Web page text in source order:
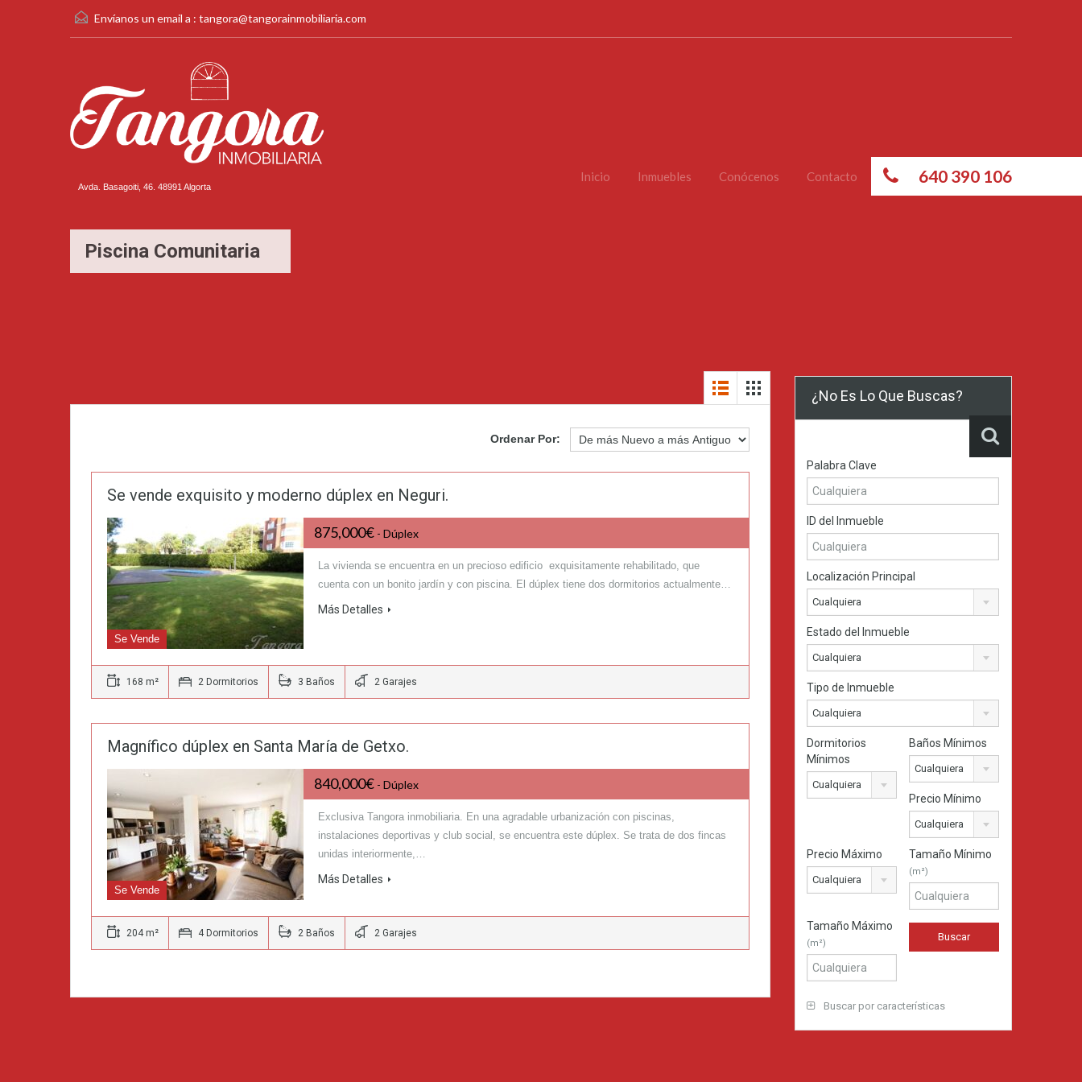
Envíanos un email a : tangora@tangorainmobiliaria.com
Avda. Basagoiti, 46. 48991 Algorta
640 390 106
Inicio Inmuebles Conócenos Contacto
Piscina Comunitaria
Ordenar Por:
Se vende exquisito y moderno dúplex en Neguri.
Se Vende
875,000€ - Dúplex
La vivienda se encuentra en un precioso edificio exquisitamente rehabilitado, que
cuenta con un bonito jardín y con piscina. El dúplex tiene dos dormitorios actualmente…
Más Detalles
168 m² 2 Dormitorios 3 Baños 2 Garajes
Magnífico dúplex en Santa María de Getxo.
Se Vende
840,000€ - Dúplex
Exclusiva Tangora inmobiliaria. En una agradable urbanización con piscinas,
instalaciones deportivas y club social, se encuentra este dúplex. Se trata de dos fincas
unidas interiormente,…
Más Detalles
204 m² 4 Dormitorios 2 Baños 2 Garajes
¿No Es Lo Que Buscas?
Palabra Clave
ID del Inmueble
Localización Principal
Cualquiera
Estado del Inmueble
Cualquiera
Tipo de Inmueble
Cualquiera
Dormitorios
Mínimos
Cualquiera
Baños Mínimos
Cualquiera
Precio Mínimo
Cualquiera
Precio Máximo
Cualquiera
Tamaño Mínimo
(m²)
Tamaño Máximo
(m²)
Buscar por características